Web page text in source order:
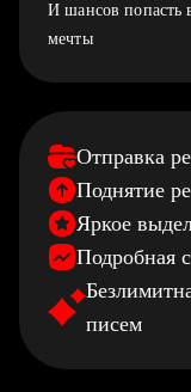
И шансов попасть
мечты
Отправка
Поднятие
Яркое
Подробная
писем